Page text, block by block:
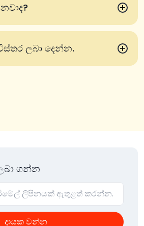
+
ලබා දෙන්න. +
ගන්න
දායක වන්න